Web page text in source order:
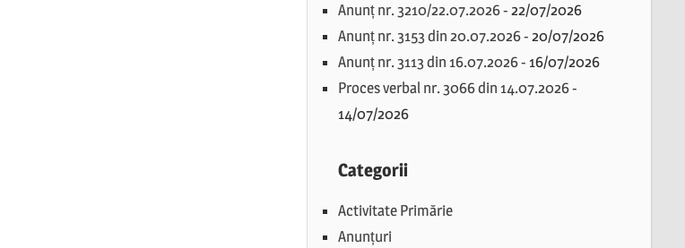
Anunț nr. 3210/22.07.2026- 22/07/2026
Anunț nr. 3153 din 20.07.2026- 20/07/2026
Anunț nr. 3113 din 16.07.2026- 16/07/2026
Proces verbal nr. 3066 din 14.07.2026-
14/07/2026
Categorii
Activitate Primărie
Anunțuri